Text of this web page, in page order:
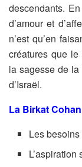
descendants.
d’amour et
n’est qu’en
créatures que
la sagesse de la
d’Israël.
La Birkat
Les
L’aspiration